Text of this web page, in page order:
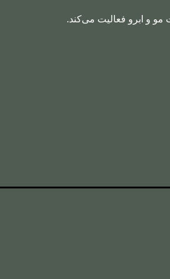
مو و ابرو فعالیت می‌کند.